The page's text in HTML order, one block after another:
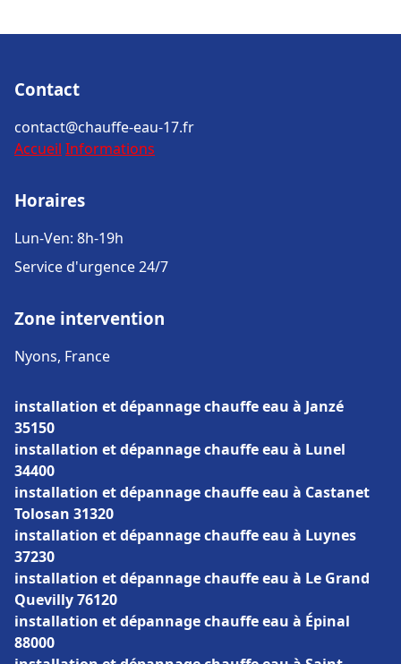
Contact
contact@chauffe-eau-17.fr
Accueil Informations
Horaires
Lun-Ven: 8h-19h
Service d'urgence 24/7
Zone intervention
Nyons, France
installation et dépannage chauffe eau à Janzé
35150
installation et dépannage chauffe eau à Lunel
34400
installation et dépannage chauffe eau à Castanet
Tolosan 31320
installation et dépannage chauffe eau à Luynes
37230
installation et dépannage chauffe eau à Le Grand
Quevilly 76120
installation et dépannage chauffe eau à Épinal
88000